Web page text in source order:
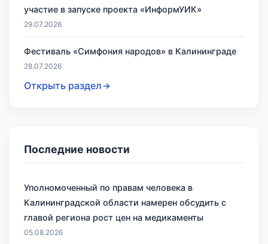
участие в запуске проекта «ИнформУИК»
29.07.2026
Фестиваль «Симфония народов» в Калининграде
28.07.2026
Открыть раздел
Последние новости
Уполномоченный по правам человека в
Калининградской области намерен обсудить с
главой региона рост цен на медикаменты
05.08.2026